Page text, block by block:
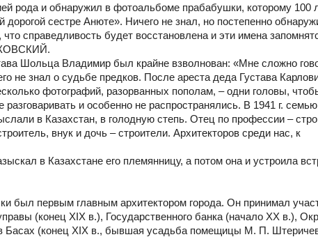
рода и обнаружил в фотоальбоме прабабушки, которому 100
сестре Анюте». Ничего не знал, но постепенно
справедливость будет восстановлена и эти имена
Шольца Владимир был крайне взволнован: «Мне сложно
не знал о судьбе предков. После ареста деда Густава
фотографий, разорванных пополам, – одни головы,
и особенно не распространялись. В 1941 г.
в Казахстан, в голодную степь. Отец по профессии –
внук и дочь – строители. Архитекторов среди нас, к
в Казахстане его племянницу, а потом она и устроила
был первым главным архитектором города. Он принимал
(конец XIX в.), Государственного банка (начало ХХ в.),
в Басах (конец XIX в., бывшая усадьба помещицы М. П.